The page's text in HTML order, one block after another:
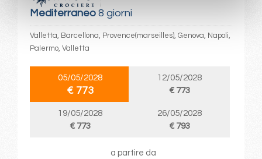
Mediterraneo8 giorni
Valletta, Barcellona, Provence(marseilles), Genova, Napoli,
Palermo, Valletta
05/05/2028
€ 773
12/05/2028
€ 773
19/05/2028
€ 773
26/05/2028
€ 793
a partire da